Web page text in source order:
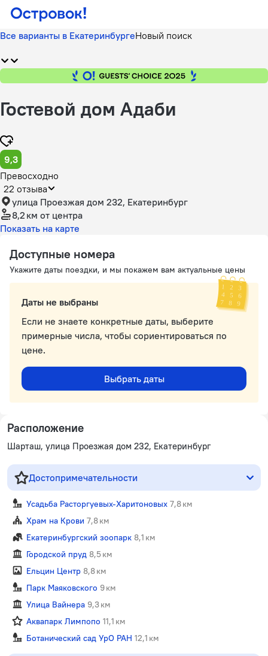
Все варианты в ЕкатеринбургеНовый поиск
Гостевой дом Адаби
9,3
Превосходно
22 отзыва
улица Проезжая дом 232, Екатеринбург
8,2 км от центра
Показать на карте
Доступные номера
Укажите даты поездки, и мы покажем вам актуальные цены
Даты не выбраны
Если не знаете конкретные даты, выберите
примерные числа, чтобы сориентироваться по
цене.
Выбрать даты
Расположение
Шарташ, улица Проезжая дом 232, Екатеринбург
Достопримечательности
Усадьба Расторгуевых-Харитоновых 7,8 км
Храм на Крови 7,8 км
Екатеринбургский зоопарк 8,1 км
Городской пруд 8,5 км
Ельцин Центр 8,8 км
Парк Маяковского 9 км
Улица Вайнера 9,3 км
Аквапарк Лимпопо 11,1 км
Ботанический сад УрО РАН 12,1 км